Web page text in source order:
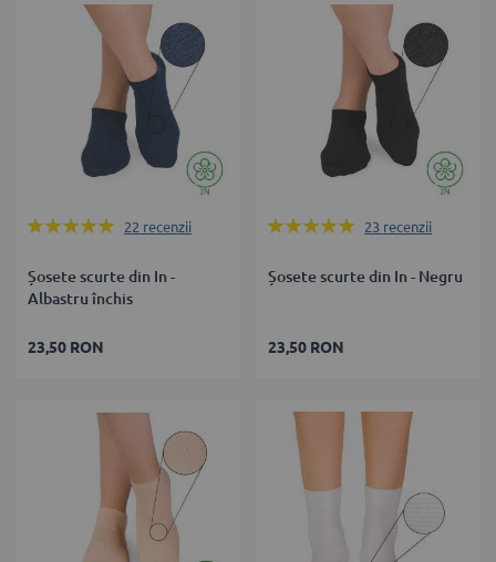
Rating:
22 recenzii
Șosete scurte din In -
Albastru închis
23,50 RON
Rating:
23 recenzii
Șosete scurte din In - Negru
23,50 RON